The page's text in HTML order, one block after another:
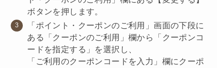
ボタンを押します。
「ポイント・クーポンのご利用」画面の下段に
ある「クーポンのご利用」欄から「クーポンコ
ードを指定する」を選択し、
「ご利用のクーポンコードを入力」欄にクーポ